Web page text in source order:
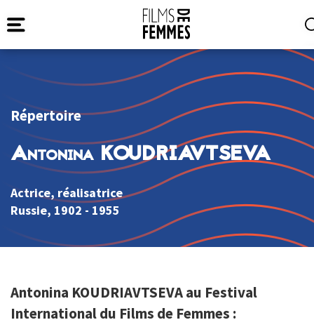
Répertoire
Antonina KOUDRIAVTSEVA
Actrice, réalisatrice
Russie, 1902 - 1955
Antonina KOUDRIAVTSEVA au Festival
International du Films de Femmes :